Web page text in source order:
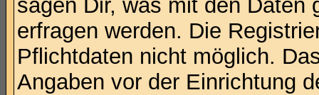
sagen Dir, was mit den Daten
erfragen werden. Die
Pflichtdaten nicht möglich.
Angaben vor der Einrichtung